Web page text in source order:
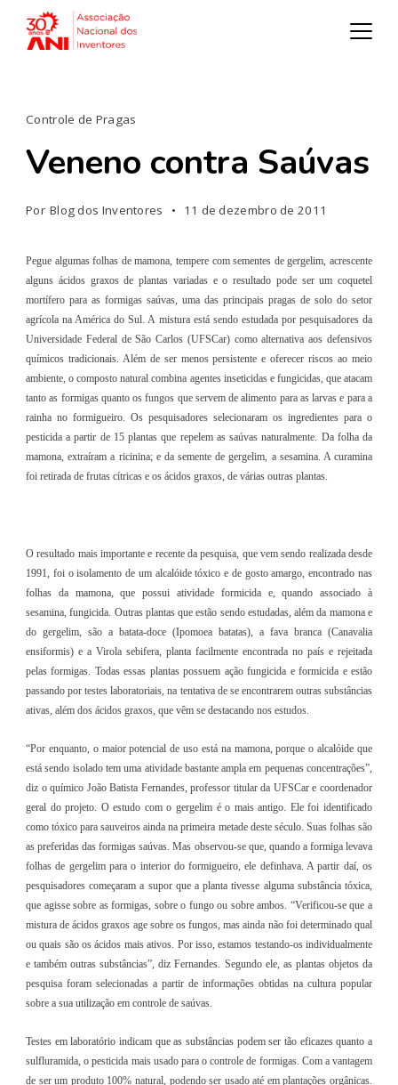
Controle de Pragas
Veneno contra Saúvas
Por Blog dos Inventores 11 de dezembro de 2011
Pegue algumas folhas de mamona, tempere com sementes de gergelim, acrescente
alguns ácidos graxos de plantas variadas e o resultado pode ser um coquetel
mortífero para as formigas saúvas, uma das principais pragas de solo do setor
agrícola na América do Sul. A mistura está sendo estudada por pesquisadores da
Universidade Federal de São Carlos (UFSCar) como alternativa aos defensivos
químicos tradicionais. Além de ser menos persistente e oferecer riscos ao meio
ambiente, o composto natural combina agentes inseticidas e fungicidas, que atacam
tanto as formigas quanto os fungos que servem de alimento para as larvas e para a
rainha no formigueiro. Os pesquisadores selecionaram os ingredientes para o
pesticida a partir de 15 plantas que repelem as saúvas naturalmente. Da folha da
mamona, extraíram a ricinina; e da semente de gergelim, a sesamina. A curamina
foi retirada de frutas cítricas e os ácidos graxos, de várias outras plantas.
O resultado mais importante e recente da pesquisa, que vem sendo realizada desde
1991, foi o isolamento de um alcalóide tóxico e de gosto amargo, encontrado nas
folhas da mamona, que possui atividade formicida e, quando associado à
sesamina, fungicida. Outras plantas que estão sendo estudadas, além da mamona e
do gergelim, são a batata-doce (Ipomoea batatas), a fava branca (Canavalia
ensiformis) e a Virola sebifera, planta facilmente encontrada no país e rejeitada
pelas formigas. Todas essas plantas possuem ação fungicida e formicida e estão
passando por testes laboratoriais, na tentativa de se encontrarem outras substâncias
ativas, além dos ácidos graxos, que vêm se destacando nos estudos.
“Por enquanto, o maior potencial de uso está na mamona, porque o alcalóide que
está sendo isolado tem uma atividade bastante ampla em pequenas concentrações”,
diz o químico João Batista Fernandes, professor titular da UFSCar e coordenador
geral do projeto. O estudo com o gergelim é o mais antigo. Ele foi identificado
como tóxico para sauveiros ainda na primeira metade deste século. Suas folhas são
as preferidas das formigas saúvas. Mas observou-se que, quando a formiga levava
folhas de gergelim para o interior do formigueiro, ele definhava. A partir daí, os
pesquisadores começaram a supor que a planta tivesse alguma substância tóxica,
que agisse sobre as formigas, sobre o fungo ou sobre ambos. “Verificou-se que a
mistura de ácidos graxos age sobre os fungos, mas ainda não foi determinado qual
ou quais são os ácidos mais ativos. Por isso, estamos testando-os individualmente
e também outras substâncias”, diz Fernandes. Segundo ele, as plantas objetos da
pesquisa foram selecionadas a partir de informações obtidas na cultura popular
sobre a sua utilização em controle de saúvas.
Testes em laboratório indicam que as substâncias podem ser tão eficazes quanto a
sulfluramida, o pesticida mais usado para o controle de formigas. Com a vantagem
de ser um produto 100% natural, podendo ser usado até em plantações orgânicas.